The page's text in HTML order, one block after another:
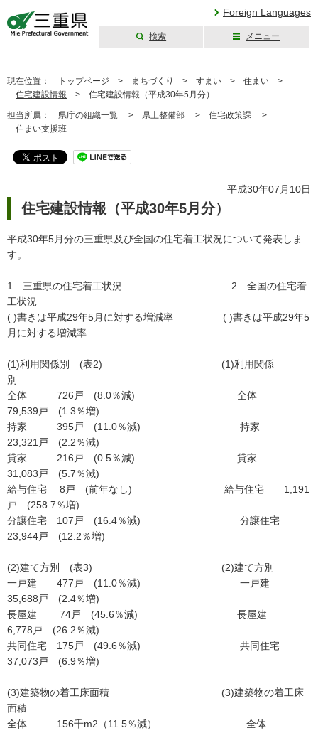
Foreign Languages
検索 メニュー
現在位置： トップページ > まちづくり > すまい > 住まい >
住宅建設情報 > 住宅建設情報（平成30年5月分）
担当所属： 県庁の組織一覧 > 県土整備部 > 住宅政策課 >
住まい支援班
平成30年07月10日
住宅建設情報（平成30年5月分）
平成30年5月分の三重県及び全国の住宅着工状況について発表しま
す。
1 三重県の住宅着工状況 2 全国の住宅着
工状況
( )書きは平成29年5月に対する増減率 ( )書きは平成29年5
月に対する増減率
(1)利用関係別 (表2) (1)利用関係
別
全体 726戸 (8.0％減) 全体
79,539戸 (1.3％増)
持家 395戸 (11.0％減) 持家
23,321戸 (2.2％減)
貸家 216戸 (0.5％減) 貸家
31,083戸 (5.7％減)
給与住宅 8戸 (前年なし) 給与住宅 1,191
戸 (258.7％増)
分譲住宅 107戸 (16.4％減) 分譲住宅
23,944戸 (12.2％増)
(2)建て方別 (表3) (2)建て方別
一戸建 477戸 (11.0％減) 一戸建
35,688戸 (2.4％増)
長屋建 74戸 (45.6％減) 長屋建
6,778戸 (26.2％減)
共同住宅 175戸 (49.6％減) 共同住宅
37,073戸 (6.9％増)
(3)建築物の着工床面積 (3)建築物の着工床
面積
全体 156千m2（11.5％減） 全体